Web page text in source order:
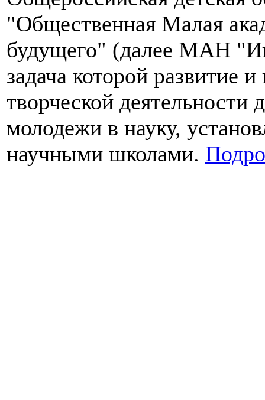
"Общественная Малая
будущего" (далее МАН
задача которой развитие
творческой деятельности
молодежи в науку,
научными школами.